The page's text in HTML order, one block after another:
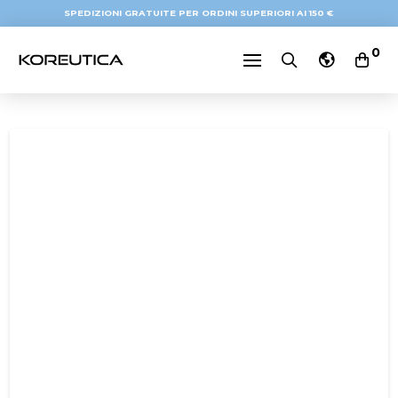
SPEDIZIONI GRATUITE PER ORDINI SUPERIORI AI 150 €
0